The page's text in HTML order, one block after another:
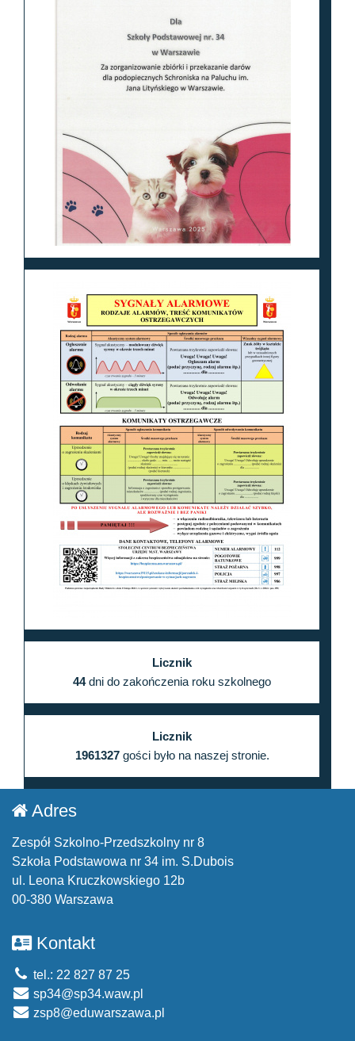
Licznik
44dni do zakończenia roku szkolnego
Licznik
1961327gości było na naszej stronie.
Adres
Zespół Szkolno-Przedszkolny nr 8
Szkoła Podstawowa nr 34 im. S.Dubois
ul. Leona Kruczkowskiego 12b
00-380 Warszawa
Kontakt
tel.: 22 827 87 25
sp34@sp34.waw.pl
zsp8@eduwarszawa.pl